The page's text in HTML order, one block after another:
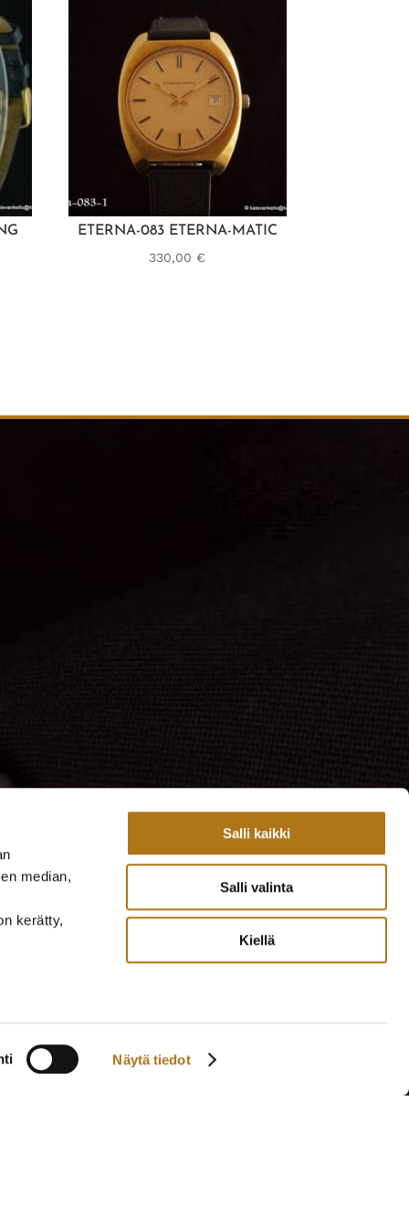
median,
kerätty,
Näytä tiedot
Salli kaikki
Salli valinta
Kiellä
ETERNA-083 ETERNA-MATIC
330,00 €